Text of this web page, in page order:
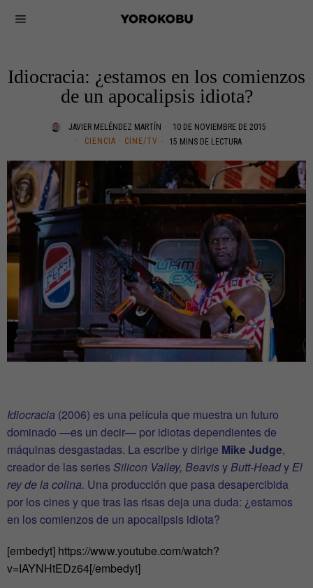
Idiocracia: ¿estamos en los comienzos
de un apocalipsis idiota?
JAVIER MELÉNDEZ MARTÍN
10 DE NOVIEMBRE DE 2015
CIENCIA · CINE/TV 15 MINS DE LECTURA
Idiocracia (2006) es una película que muestra un futuro
dominado —es un decir— por idiotas dependientes de
máquinas desgastadas. La escribe y dirige Mike Judge,
creador de las seriesSilicon Valley, Beavisy Butt-Heady El
rey de la colina. Una producción que pasa desapercibida
por los cines y que tras las risas deja una duda: ¿estamos
en los comienzos de un apocalipsis idiota?
[embedyt] https://www.youtube.com/watch?
v=IAYNHtEDz64[/embedyt]